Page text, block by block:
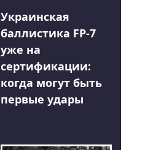
Украинская
баллистика FP-7
уже на
сертификации:
когда могут быть
первые удары